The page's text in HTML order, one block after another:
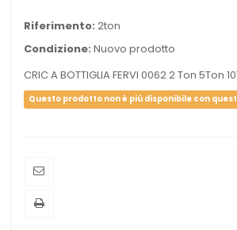
Riferimento: 2ton
Condizione: Nuovo prodotto
CRIC A BOTTIGLIA FERVI 0062 2 Ton 5Ton
Questo prodotto non è più disponibile con